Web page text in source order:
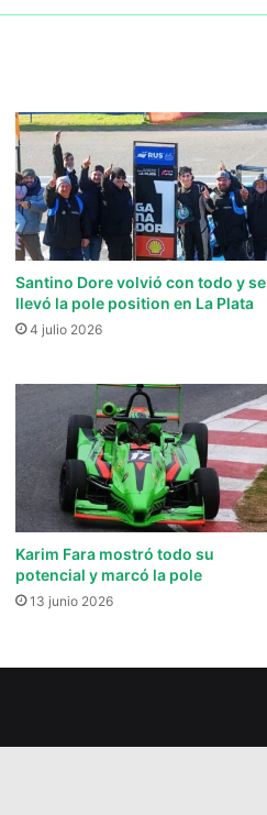
Santino Dore volvió con todo y se
llevó la pole position en La Plata
4 julio 2026
Karim Fara mostró todo su
potencial y marcó la pole
13 junio 2026